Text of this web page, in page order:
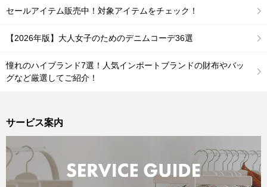
セールアイテム販売中！対象アイテムをチェック！
【2026年版】大人女子のためのデニムコーデ36選
憧れのハイブランド7選！人気インポートブランドの財布やバッ
グなど厳選してご紹介！
サービス案内